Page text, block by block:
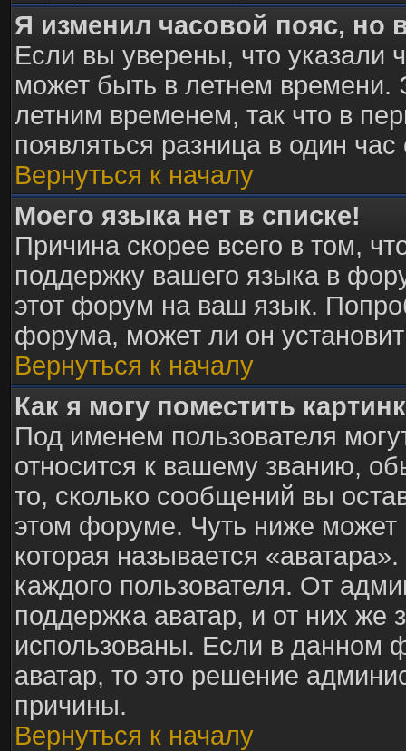
Я изменил часовой пояс, но
Если вы уверены, что указали
может быть в летнем времени.
летним временем, так что в
появляться разница в один
Вернуться к началу
Моего языка нет в списке!
Причина скорее всего в том,
поддержку вашего языка в
этот форум на ваш язык.
форума, может ли он
Вернуться к началу
Как я могу поместить
Под именем пользователя
относится к вашему званию,
то, сколько сообщений вы
этом форуме. Чуть ниже может
которая называется
каждого пользователя. От
поддержка аватар, и от них же
использованы. Если в данном
аватар, то это решение
причины.
Вернуться к началу